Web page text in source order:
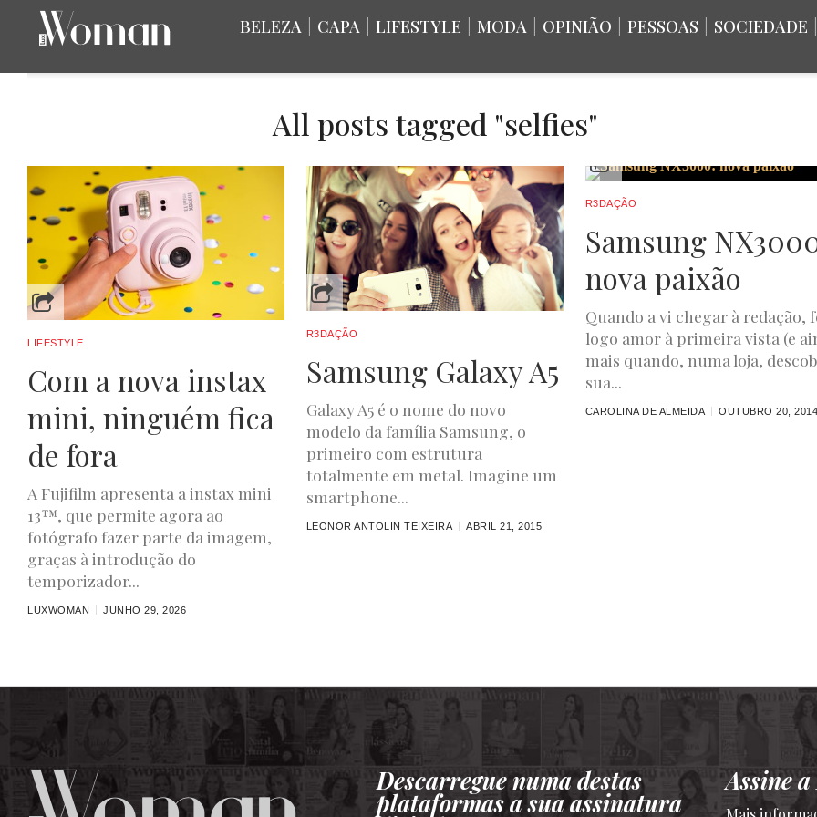
BELEZA CAPA LIFESTYLE MODA OPINIÃO PESSOAS SOCIEDADE
All posts tagged "selfies"
LIFESTYLE
Com a nova instax
mini, ninguém fica
de fora
A Fujifilm apresenta a instax mini
13™, que permite agora ao
fotógrafo fazer parte da imagem,
graças à introdução do
temporizador...
LUXWOMAN JUNHO 29, 2026
R3DAÇÃO
Samsung Galaxy A5
Galaxy A5 é o nome do novo
modelo da família Samsung, o
primeiro com estrutura
totalmente em metal. Imagine um
smartphone...
LEONOR ANTOLIN TEIXEIRA ABRIL 21, 2015
R3DAÇÃO
Samsung
nova paixão
Quando a vi chegar à redação,
logo amor à primeira vista (e
mais quando, numa loja,
sua...
CAROLINA DE ALMEIDA OUTUBRO 20, 2014
Descarregue numa destas
plataformas a sua assinatura
Assine